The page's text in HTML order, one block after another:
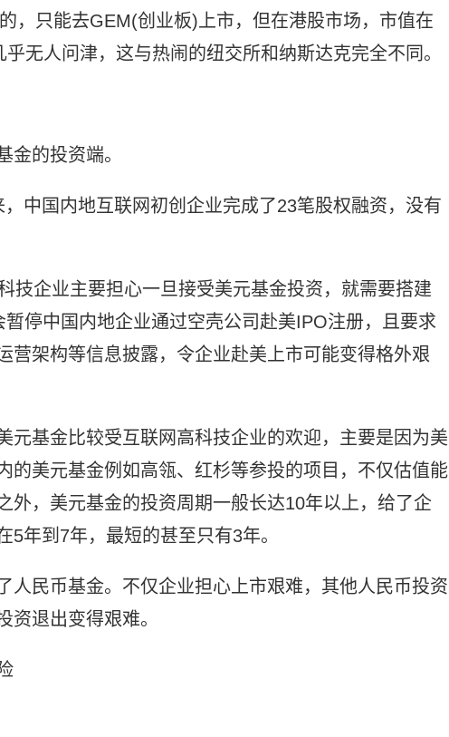
，只能去GEM(创业板)上市，但在港股市场，市值在
无人问津，这与热闹的纽交所和纳斯达克完全不同。
金的投资端。
中国内地互联网初创企业完成了23笔股权融资，没有
技企业主要担心一旦接受美元基金投资，就需要搭建
停中国内地企业通过空壳公司赴美IPO注册，且要求
营架构等信息披露，令企业赴美上市可能变得格外艰
元基金比较受互联网高科技企业的欢迎，主要是因为美
的美元基金例如高瓴、红杉等参投的项目，不仅估值能
外，美元基金的投资周期一般长达10年以上，给了企
年到7年，最短的甚至只有3年。
人民币基金。不仅企业担心上市艰难，其他人民币投资
资退出变得艰难。